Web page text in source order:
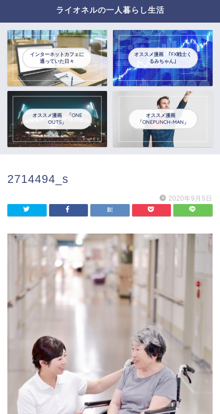
ライオネルの一人暮らし生活
インターネットカフェに
通っていた日々
オススメ漫画 ｢FX戦士く
るみちゃん｣
オススメ漫画 「ONE
OUTS」
オススメ漫画
「ONEPUNCH-MAN」
2714494_s
2020年9月5日